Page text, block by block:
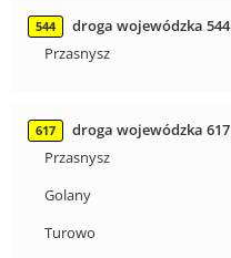
544
droga wojewódzka 544
Przasnysz
617
droga wojewódzka 617
Przasnysz
Golany
Turowo